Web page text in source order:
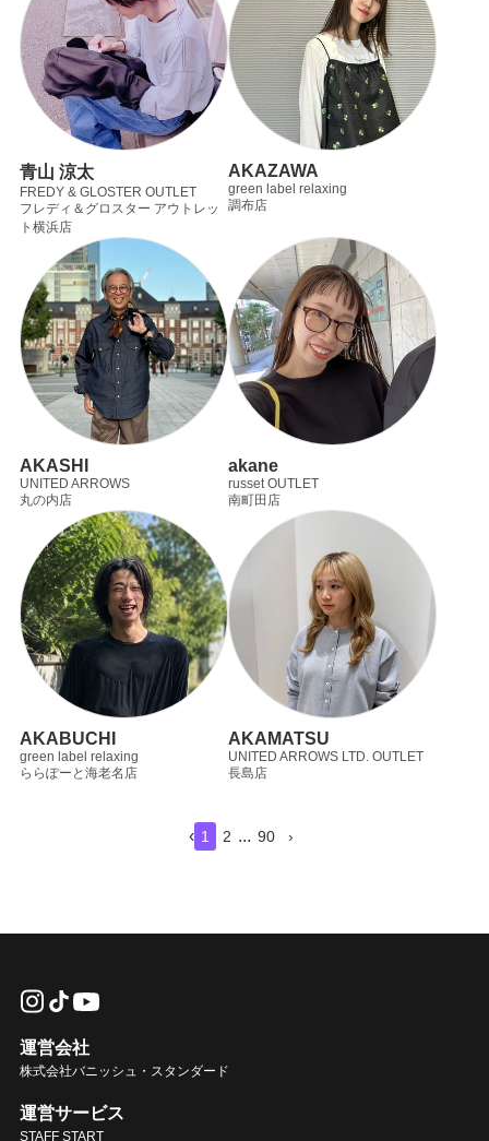
青山 涼太
FREDY & GLOSTER OUTLET
フレディ＆グロスター アウトレッ
ト横浜店
AKAZAWA
green label relaxing
調布店
AKASHI
UNITED ARROWS
丸の内店
akane
russet OUTLET
南町田店
AKABUCHI
green label relaxing
ららぽーと海老名店
AKAMATSU
UNITED ARROWS LTD. OUTLET
長島店
‹ 1 2 ... 90 ›
運営会社
株式会社バニッシュ・スタンダード
運営サービス
STAFF START